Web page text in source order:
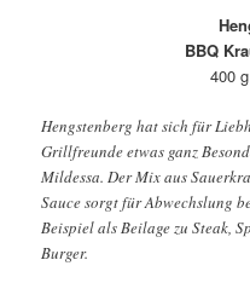
BBQ
400
Hengstenberg hat sich für
Grillfreunde etwas ganz
Mildessa. Der Mix aus
Sauce sorgt für Abwechslung
Beispiel als Beilage zu Steak,
Burger.